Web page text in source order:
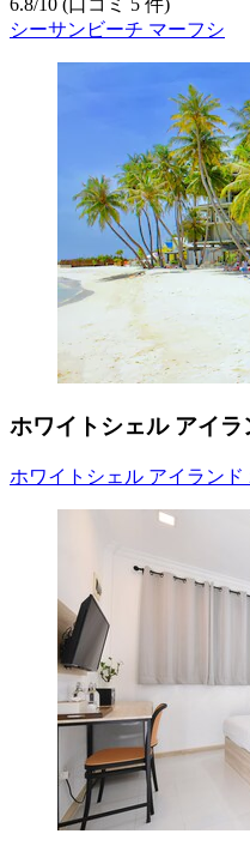
6.8/ 10 (口コミ 5 件)
シーサンビーチ マーフシ
ホワイトシェル アイ
ホワイトシェル アイラン